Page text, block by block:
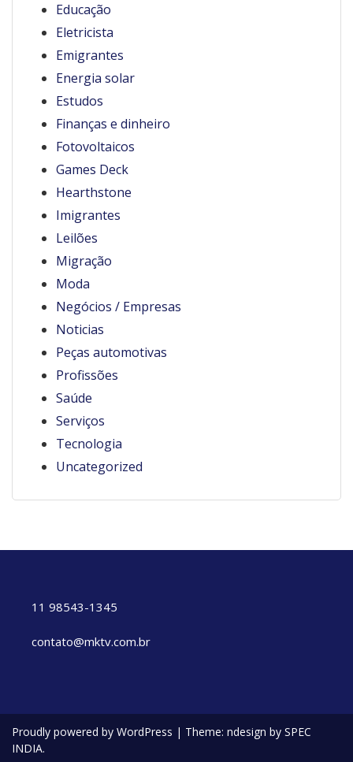
Educação
Eletricista
Emigrantes
Energia solar
Estudos
Finanças e dinheiro
Fotovoltaicos
Games Deck
Hearthstone
Imigrantes
Leilões
Migração
Moda
Negócios / Empresas
Noticias
Peças automotivas
Profissões
Saúde
Serviços
Tecnologia
Uncategorized
11 98543-1345
contato@mktv.com.br
Proudly powered by WordPress | Theme: ndesign by SPEC
INDIA.